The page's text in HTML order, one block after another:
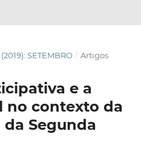
(2019): SETEMBRO / Artigos
e a
no contexto da
da Segunda